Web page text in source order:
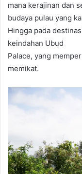
mana kerajinan dan
budaya pulau yang
Hingga pada
keindahan Ubud
Palace, yang
memikat.